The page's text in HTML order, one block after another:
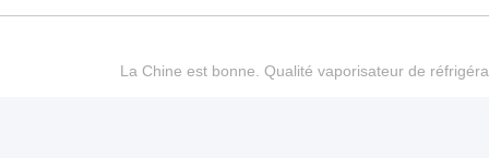
La Chine est bonne. Qualité vaporisateur de